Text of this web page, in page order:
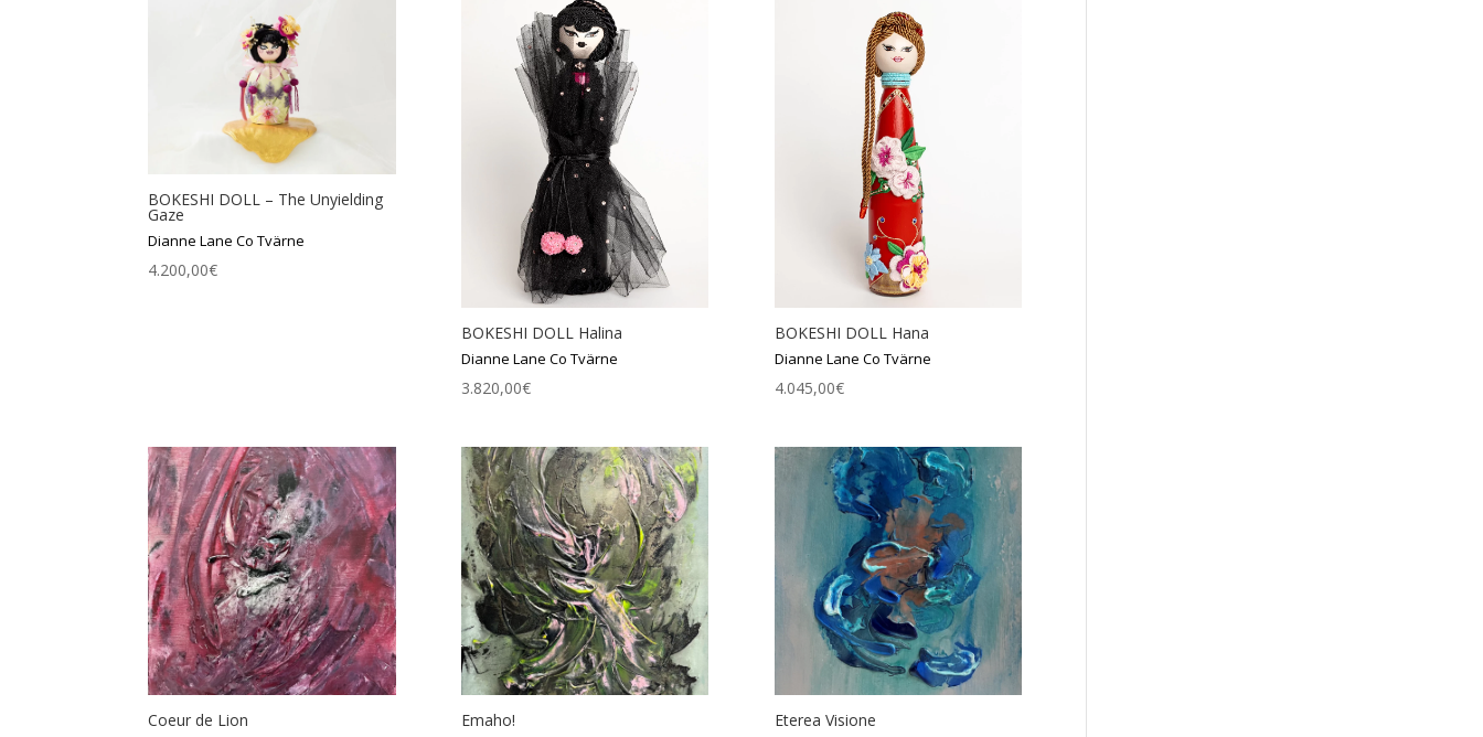
BOKESHI DOLL – The Unyielding
Gaze
Dianne Lane Co Tvärne
4.200,00€
BOKESHI DOLL Halina
Dianne Lane Co Tvärne
3.820,00€
BOKESHI DOLL Hana
Dianne Lane Co Tvärne
4.045,00€
Coeur de Lion Emaho! Eterea Visione